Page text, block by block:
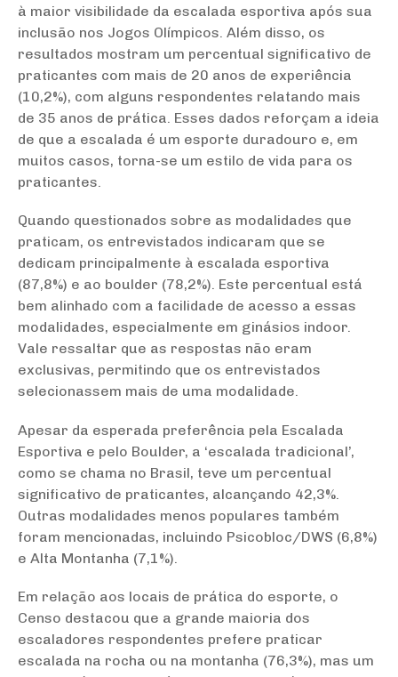
à maior visibilidade da escalada esportiva após sua
inclusão nos Jogos Olímpicos. Além disso, os
resultados mostram um percentual significativo de
praticantes com mais de 20 anos de experiência
(10,2%), com alguns respondentes relatando mais
de 35 anos de prática. Esses dados reforçam a ideia
de que a escalada é um esporte duradouro e, em
muitos casos, torna-se um estilo de vida para os
praticantes.
Quando questionados sobre as modalidades que
praticam, os entrevistados indicaram que se
dedicam principalmente à escalada esportiva
(87,8%) e ao boulder (78,2%). Este percentual está
bem alinhado com a facilidade de acesso a essas
modalidades, especialmente em ginásios indoor.
Vale ressaltar que as respostas não eram
exclusivas, permitindo que os entrevistados
selecionassem mais de uma modalidade.
Apesar da esperada preferência pela Escalada
Esportiva e pelo Boulder, a ‘escalada tradicional’,
como se chama no Brasil, teve um percentual
significativo de praticantes, alcançando 42,3%.
Outras modalidades menos populares também
foram mencionadas, incluindo Psicobloc/DWS (6,8%)
e Alta Montanha (7,1%).
Em relação aos locais de prática do esporte, o
Censo destacou que a grande maioria dos
escaladores respondentes prefere praticar
escalada na rocha ou na montanha (76,3%), mas um